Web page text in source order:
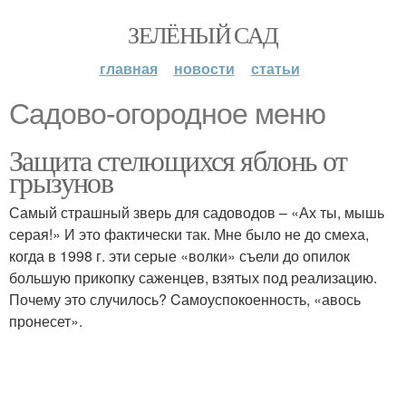
ЗЕЛЁНЫЙ САД
главная новости статьи
Садово‑огородное меню
Защита стелющихся яблонь от
грызунов
Самый страшный зверь для садоводов – «Ах ты, мышь
серая!» И это фактически так. Мне было не до смеха,
когда в 1998 г. эти серые «волки» съели до опилок
большую прикопку саженцев, взятых под реализацию.
Почему это случилось? Cамоуспокоенность, «авось
пронесет».